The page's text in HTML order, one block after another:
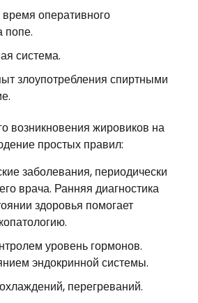
оперативного
попе.
система.
злоупотребления спиртными
возникновения жировиков на
простых правил:
заболевания, периодически
врача. Ранняя диагностика
здоровья помогает
уровень гормонов.
эндокринной системы.
перегреваний.